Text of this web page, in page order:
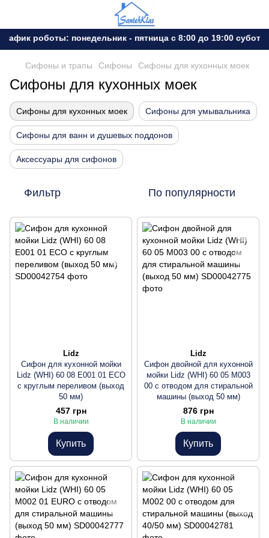
роботы: понедельник - пятница с 8:00 до 19:00 субота -
Сифоны и трапы Сифоны Сифоны для кухонных моек
Сифоны для кухонных моек
Сифоны для кухонных моек Сифоны для умывальника
Сифоны для ванн и душевых поддонов
Аксессуары для сифонов
Фильтр По популярности
Lidz
Сифон для кухонной мойки
Lidz (WHI) 60 08 E001 01 ECO
с круглым переливом (выход
50 мм)
457 грн
В наличии
Купить
Lidz
Сифон двойной для кухонной
мойки Lidz (WHI) 60 05 M003
00 с отводом для стиральной
машины (выход 50 мм)
876 грн
В наличии
Купить